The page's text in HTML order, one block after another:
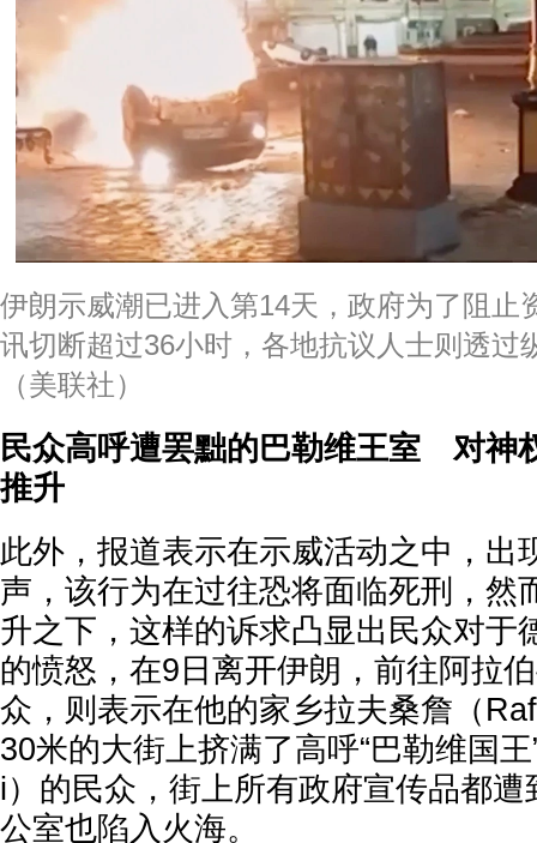
伊朗示威潮已进入第14天，政府为了阻止
讯切断超过36小时，各地抗议人士则透过
（美联社）
民众高呼遭罢黜的巴勒维王室 对神
推升
此外，报道表示在示威活动之中，出
声，该行为在过往恐将面临死刑，然
升之下，这样的诉求凸显出民众对于
的愤怒，在9日离开伊朗，前往阿拉
众，则表示在他的家乡拉夫桑詹（
30米的大街上挤满了高呼“巴勒维国
i）的民众，街上所有政府宣传品都
公室也陷入火海。